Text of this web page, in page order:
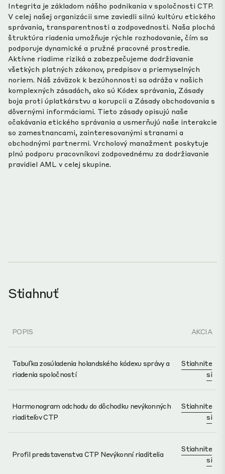
Integrita je základom nášho podnikania v spoločnosti CTP.
V celej našej organizácii sme zaviedli silnú kultúru etického
správania, transparentnosti a zodpovednosti. Naša plochá
štruktúra riadenia umožňuje rýchle rozhodovanie, čím sa
podporuje dynamické a pružné pracovné prostredie.
Aktívne riadime riziká a zabezpečujeme dodržiavanie
všetkých platných zákonov, predpisov a priemyselných
noriem. Náš záväzok k bezúhonnosti sa odráža v našich
komplexných zásadách, ako sú Kódex správania, Zásady
boja proti úplatkárstvu a korupcii a Zásady obchodovania s
dôvernými informáciami. Tieto zásady opisujú naše
očakávania etického správania a usmerňujú naše interakcie
so zamestnancami, zainteresovanými stranami a
obchodnými partnermi. Vrcholový manažment poskytuje
plnú podporu pracovníkovi zodpovednému za dodržiavanie
pravidiel AML v celej skupine.
Stiahnuť
POPIS AKCIA
Tabuľka zosúladenia holandského kódexu správy a
riadenia spoločností
Stiahnite
si
Harmonogram odchodu do dôchodku nevýkonných
riaditeľov CTP
Stiahnite
si
Profil predstavenstva CTP Nevýkonní riaditelia
Stiahnite
si